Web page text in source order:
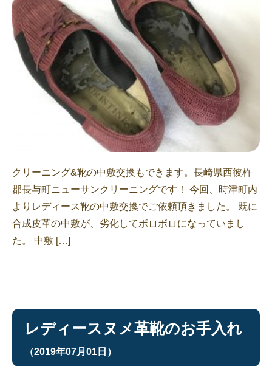
クリーニング&靴の中敷交換もできます。長崎県西彼杵
郡長与町ニューサンクリーニングです！ 今回、時津町内
よりレディース靴の中敷交換でご依頼頂きました。 既に
合成皮革の中敷が、劣化してボロボロになっていまし
た。 中敷 […]
レディースヌメ革靴のお手入れ
（2019年07月01日）